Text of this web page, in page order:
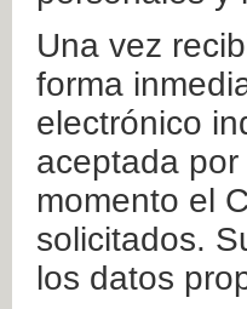
Una vez
forma
electrónico
aceptada
momento el
solicitados.
los datos